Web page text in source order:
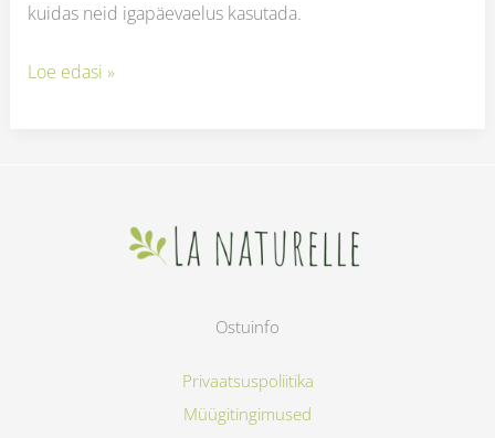
kuidas neid igapäevaelus kasutada.
Loe edasi »
Ostuinfo
Privaatsuspoliitika
Müügitingimused